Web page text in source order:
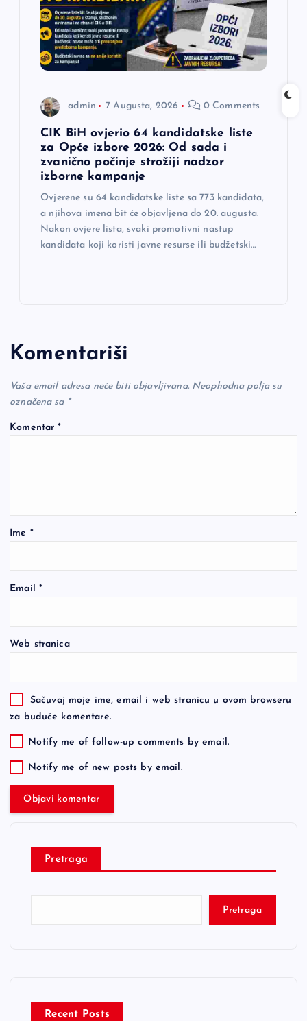
admin 7 Augusta, 2026 0 Comments
CIK BiH ovjerio 64 kandidatske liste
za Opće izbore 2026: Od sada i
zvanično počinje strožiji nadzor
izborne kampanje
Ovjerene su 64 kandidatske liste sa 773 kandidata,
a njihova imena bit će objavljena do 20. augusta.
Nakon ovjere lista, svaki promotivni nastup
kandidata koji koristi javne resurse ili budžetski…
Komentariši
Vaša email adresa neće biti objavljivana. Neophodna polja su
označena sa *
Komentar*
Ime *
Email *
Web stranica
Sačuvaj moje ime, email i web stranicu u ovom browseru
za buduće komentare.
Notify me of follow-up comments by email.
Notify me of new posts by email.
Pretraga
Pretraga
Recent Posts